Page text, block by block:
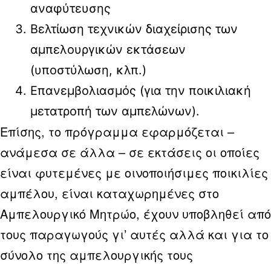
αναφύτευσης
Βελτίωση τεχνικών διαχείρισης των
αμπελουργικών εκτάσεων
(υποστύλωση, κλπ.)
Επανεμβολιασμός (για την ποικιλιακή
μετατροπή των αμπελώνων).
Επίσης, το πρόγραμμα εφαρμόζεται –
ανάμεσα σε άλλα – σε εκτάσεις οι οποίες
είναι φυτεμένες με οινοποιήσιμες ποικιλίες
αμπέλου, είναι καταχωρημένες στο
Αμπελουργικό Μητρώο, έχουν υποβληθεί από
τους παραγωγούς γι’ αυτές αλλά και για το
σύνολο της αμπελουργικής τους